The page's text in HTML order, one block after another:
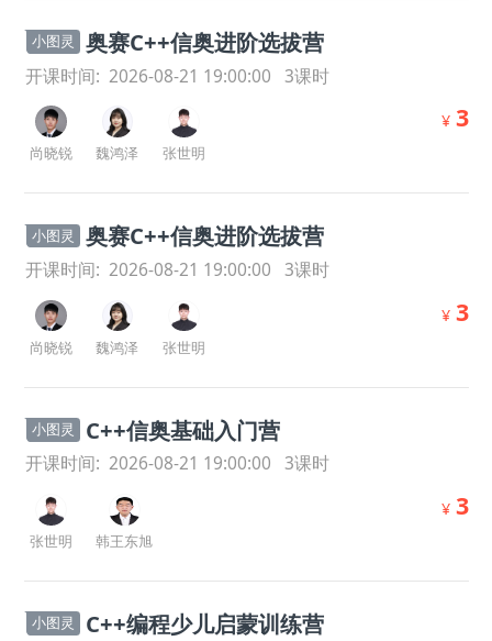
小图灵 奥赛C++信奥进阶选拔营
开课时间: 2026-08-21 19:00:00 3课时
尚晓锐 魏鸿泽 张世明
¥ 3
小图灵 奥赛C++信奥进阶选拔营
开课时间: 2026-08-21 19:00:00 3课时
尚晓锐 魏鸿泽 张世明
¥ 3
小图灵 C++信奥基础入门营
开课时间: 2026-08-21 19:00:00 3课时
张世明 韩王东旭
¥ 3
小图灵 C++编程少儿启蒙训练营